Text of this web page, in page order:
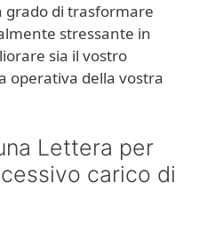
grado di trasformare
stressante in
sia il vostro
operativa della vostra
Lettera per
carico di